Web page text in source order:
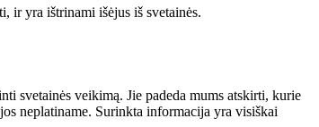
ir yra ištrinami išėjus iš svetainės.
svetainės veikimą. Jie padeda mums atskirti, kurie
neplatiname. Surinkta informacija yra visiškai